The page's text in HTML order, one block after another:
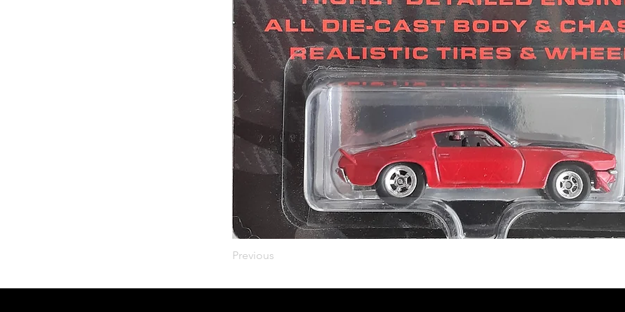
Previous